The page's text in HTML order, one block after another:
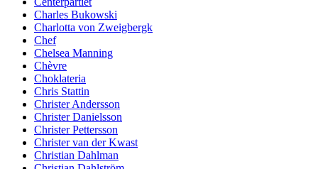
Charles Bukowski
Charlotta von Zweigbergk
Chef
Chelsea Manning
Chèvre
Choklateria
Chris Stattin
Christer Andersson
Christer Danielsson
Christer Pettersson
Christer van der Kwast
Christian Dahlman